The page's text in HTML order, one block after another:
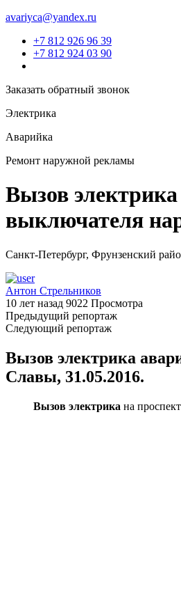
avariyca@yandex.ru
+7 812 926 96 39
+7 812 924 03 90
Заказать обратный звонок
Электрика
Аварийка
Ремонт наружной рекламы
Вызов
выключателя
Санкт-Петербург, Фрунзенский
Антон Стрельников
10 лет назад 9022 Просмотра
Предыдущий репортаж
Следующий репортаж
Вызов электрика
Славы, 31.05.2016.
Вызов электрика на